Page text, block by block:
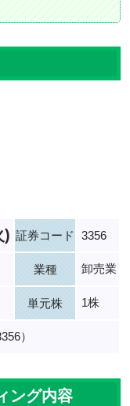
) 証券コード 3356
業種 卸売業
単元株 1株
）
ング内容